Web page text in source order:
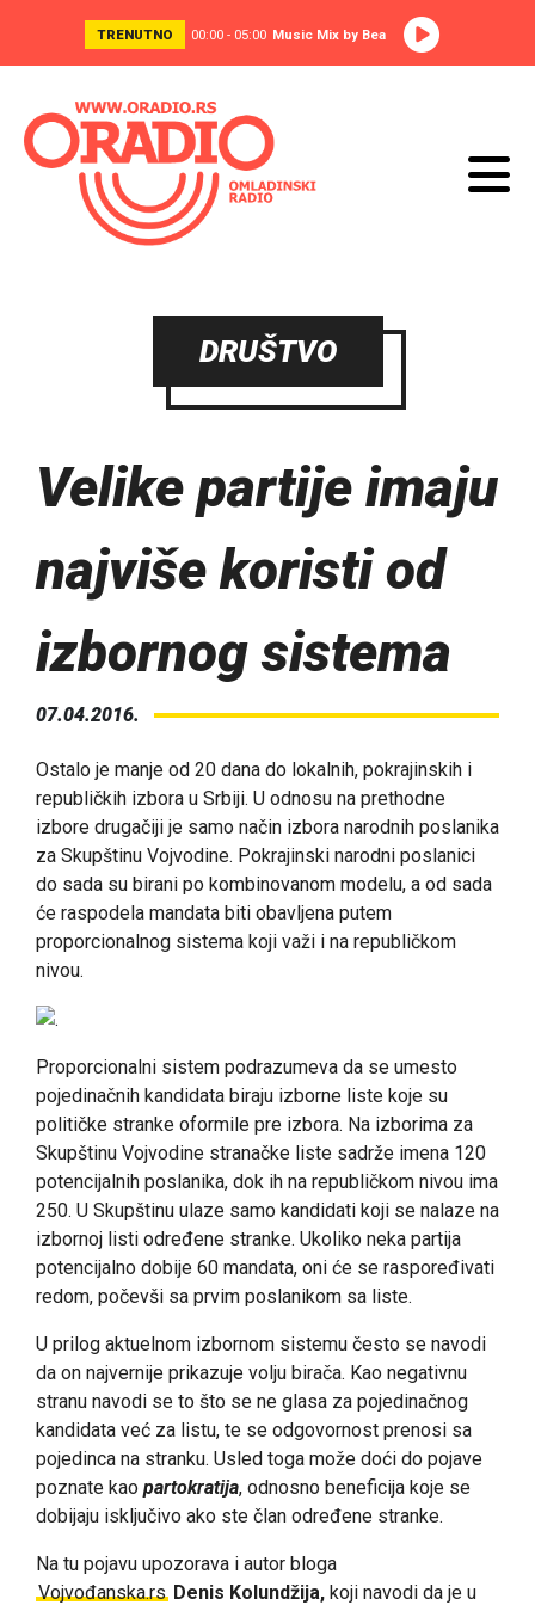
TRENUTNO 00:00 - 05:00 Music Mix by Bea
DRUŠTVO
Velike partije imaju
najviše koristi od
izbornog sistema
07.04.2016.
Ostalo je manje od 20 dana do lokalnih, pokrajinskih i
republičkih izbora u Srbiji. U odnosu na prethodne
izbore drugačiji je samo način izbora narodnih poslanika
za Skupštinu Vojvodine. Pokrajinski narodni poslanici
do sada su birani po kombinovanom modelu, a od sada
će raspodela mandata biti obavljena putem
proporcionalnog sistema koji važi i na republičkom
nivou.
Proporcionalni sistem podrazumeva da se umesto
pojedinačnih kandidata biraju izborne liste koje su
političke stranke oformile pre izbora. Na izborima za
Skupštinu Vojvodine stranačke liste sadrže imena 120
potencijalnih poslanika, dok ih na republičkom nivou ima
250. U Skupštinu ulaze samo kandidati koji se nalaze na
izbornoj listi određene stranke. Ukoliko neka partija
potencijalno dobije 60 mandata, oni će se raspoređivati
redom, počevši sa prvim poslanikom sa liste.
U prilog aktuelnom izbornom sistemu često se navodi
da on najvernije prikazuje volju birača. Kao negativnu
stranu navodi se to što se ne glasa za pojedinačnog
kandidata već za listu, te se odgovornost prenosi sa
pojedinca na stranku. Usled toga može doći do pojave
poznate kao partokratija, odnosno beneficija koje se
dobijaju isključivo ako ste član određene stranke.
Na tu pojavu upozorava i autor bloga
Vojvođanska.rs Denis Kolundžija, koji navodi da je u